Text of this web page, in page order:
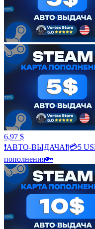
6,97 $
❗АВТО-ВЫДАЧА❗|💳5
пополнения🔑